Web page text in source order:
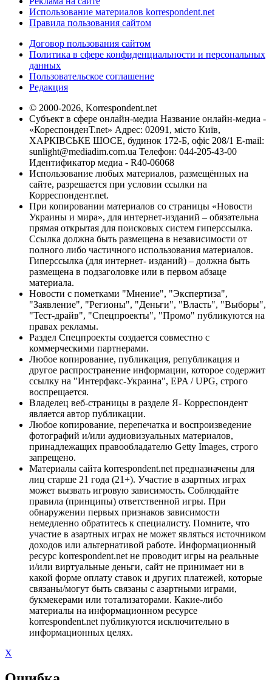
Использование материалов korrespondent.net
Правила пользования сайтом
Договор пользования сайтом
Политика в сфере конфиденциальности и персональных
данных
Пользовательское соглашение
Редакция
© 2000-2026, Korrespondent.net
Субъект в сфере онлайн-медиа Название онлайн-медиа -
«КореспонденТ.net» Адрес: 02091, місто Київ,
ХАРКІВСЬКЕ ШОСЕ, будинок 172-Б, офіс 208/1 E-mail:
sunlight@mediadim.com.ua Телефон: 044-205-43-00
Идентификатор медиа - R40-06068
Использование любых материалов, размещённых на
сайте, разрешается при условии ссылки на
Корреспондент.net.
При копировании материалов со страницы «Новости
Украины и мира», для интернет-изданий – обязательна
прямая открытая для поисковых систем гиперссылка.
Ссылка должна быть размещена в независимости от
полного либо частичного использования материалов.
Гиперссылка (для интернет- изданий) – должна быть
размещена в подзаголовке или в первом абзаце
материала.
Новости с пометками "Мнение", "Экспертиза",
"Заявление", "Регионы", "Деньги", "Власть", "Выборы",
"Тест-драйв", "Спецпроекты", "Промо" публикуются на
правах рекламы.
Раздел Спецпроекты создается совместно с
коммерческими партнерами.
Любое копирование, публикация, републикация и
другое распространение информации, которое содержит
ссылку на "Интерфакс-Украина", EPA / UPG, строго
воспрещается.
Владелец веб-страницы в разделе Я- Корреспондент
является автор публикации.
Любое копирование, перепечатка и воспроизведение
фотографий и/или аудиовизуальных материалов,
принадлежащих правообладателю Getty Images, строго
запрещено.
Материалы сайта korrespondent.net предназначены для
лиц старше 21 года (21+). Участие в азартных играх
может вызвать игровую зависимость. Соблюдайте
правила (принципы) ответственной игры. При
обнаружении первых признаков зависимости
немедленно обратитесь к специалисту. Помните, что
участие в азартных играх не может являться источником
доходов или альтернативой работе. Информационный
ресурс korrespondent.net не проводит игры на реальные
и/или виртуальные деньги, сайт не принимает ни в
какой форме оплату ставок и других платежей, которые
связаны/могут быть связаны с азартными играми,
букмекерами или тотализаторами. Какие-либо
материалы на информационном ресурсе
korrespondent.net публикуются исключительно в
информационных целях.
X